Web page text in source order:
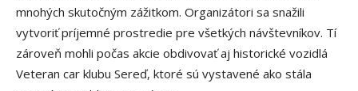
mnohých skutočným zážitkom. Organizátori sa snažili
vytvoriť príjemné prostredie pre všetkých návštevníkov. Tí
zároveň mohli počas akcie obdivovať aj historické vozidlá
Veteran car klubu Sereď, ktoré sú vystavené ako stála